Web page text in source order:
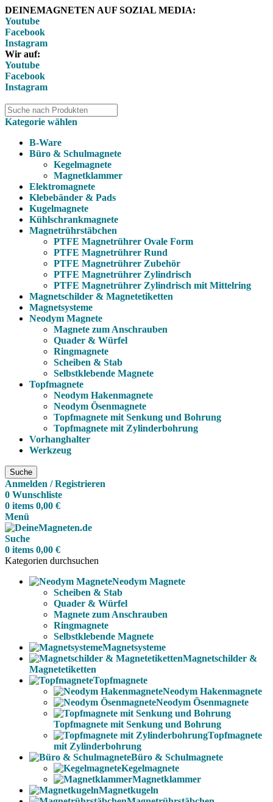
DEINEMAGNETEN AUF SOZIAL MEDIA:
Youtube
Facebook
Instagram
Wir auf:
Youtube
Facebook
Instagram
Kategorie wählen
B-Ware
Büro & Schulmagnete
Kegelmagnete
Magnetklammer
Elektromagnete
Klebebänder & Pads
Kugelmagnete
Kühlschrankmagnete
Magnetrührstäbchen
PTFE Magnetrührer Ovale Form
PTFE Magnetrührer Rund
PTFE Magnetrührer Zubehör
PTFE Magnetrührer Zylindrisch
PTFE Magnetrührer Zylindrisch mit Mittelring
Magnetschilder & Magnetetiketten
Magnetsysteme
Neodym Magnete
Magnete zum Anschrauben
Quader & Würfel
Ringmagnete
Scheiben & Stab
Selbstklebende Magnete
Topfmagnete
Neodym Hakenmagnete
Neodym Ösenmagnete
Topfmagnete mit Senkung und Bohrung
Topfmagnete mit Zylinderbohrung
Vorhanghalter
Werkzeug
Suche
Anmelden / Registrieren
0 Wunschliste
0 items 0,00 €
Menü
Suche
0 items 0,00 €
Kategorien durchsuchen
Neodym Magnete
Scheiben & Stab
Quader & Würfel
Magnete zum Anschrauben
Ringmagnete
Selbstklebende Magnete
Magnetsysteme
Magnetschilder &
Magnetetiketten
Topfmagnete
Neodym Hakenmagnete
Neodym Ösenmagnete
Topfmagnete mit Senkung und Bohrung
Topfmagnete
mit Zylinderbohrung
Büro & Schulmagnete
Kegelmagnete
Magnetklammer
Magnetkugeln